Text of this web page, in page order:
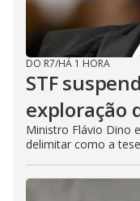
DO R7/HÁ 1 HORA
STF
exploração
Ministro Flávio Dino
delimitar como a